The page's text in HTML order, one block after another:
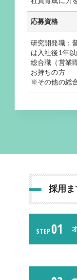
応募資格
研究開発職：
は入社後1年
総合職（営業
お持ちの方
※その他の総
採用
STEP01